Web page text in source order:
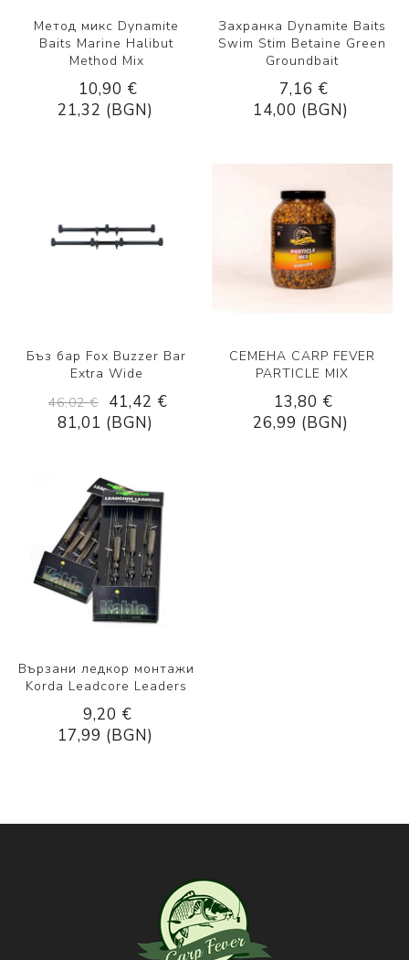
Метод микс Dynamite
Baits Marine Halibut
Method Mix
10,90 €
21,32 (BGN)
Захранка Dynamite Baits
Swim Stim Betaine Green
Groundbait
7,16 €
14,00 (BGN)
Бъз бар Fox Buzzer Bar
Extra Wide
46,02 €
41,42 €
81,01 (BGN)
СЕМЕНА CARP FEVER
PARTICLE MIX
13,80 €
26,99 (BGN)
Вързани ледкор монтажи
Korda Leadcore Leaders
9,20 €
17,99 (BGN)